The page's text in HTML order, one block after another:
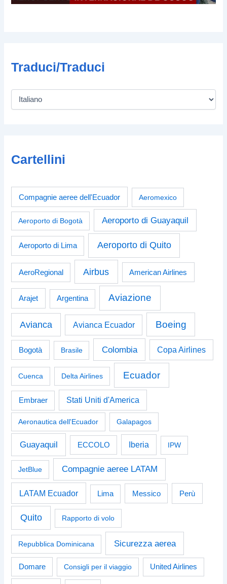
Traduci/Traduci
Cartellini
Compagnie aeree dell'Ecuador Aeromexico
Aeroporto di Bogotà Aeroporto di Guayaquil
Aeroporto di Lima Aeroporto di Quito
AeroRegional Airbus American Airlines
Arajet Argentina Aviazione
Avianca Avianca Ecuador Boeing
Bogotà Brasile Colombia Copa Airlines
Cuenca Delta Airlines Ecuador
Embraer Stati Uniti d'America
Aeronautica dell'Ecuador Galapagos
Guayaquil ECCOLO Iberia IPW
JetBlue Compagnie aeree LATAM
LATAM Ecuador Lima Messico Perù
Quito Rapporto di volo
Repubblica Dominicana Sicurezza aerea
Domare Consigli per il viaggio United Airlines